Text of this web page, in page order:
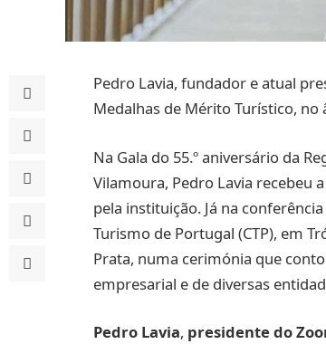
Pedro Lavia, fundador e atual
Medalhas de Mérito Turístico,
Na Gala do 55.º aniversário da
Vilamoura, Pedro Lavia recebeu
pela instituição. Já na
Turismo de Portugal (CTP), em
Prata, numa cerimónia que
empresarial e de diversas
Pedro Lavia, presidente do